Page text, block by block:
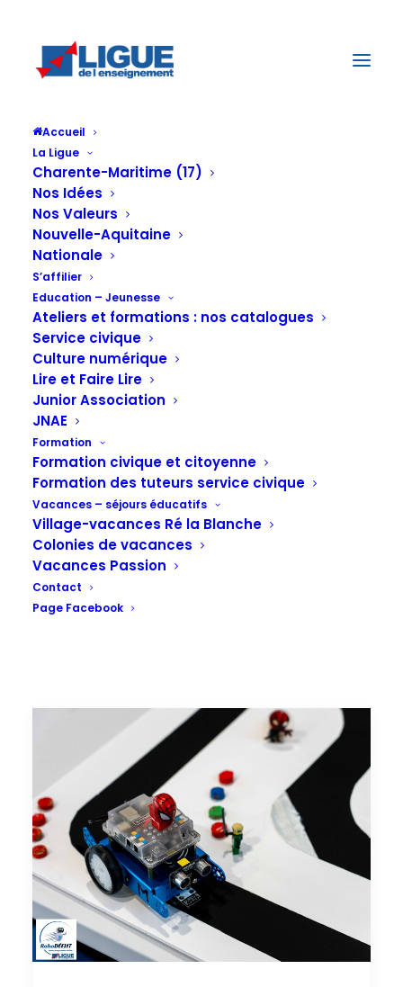
Accueil
La Ligue
Charente-Maritime (17)
Nos Idées
Nos Valeurs
Nouvelle-Aquitaine
Nationale
S’affilier
Education – Jeunesse
Ateliers et formations : nos catalogues
Service civique
Culture numérique
Lire et Faire Lire
Junior Association
JNAE
Formation
Formation civique et citoyenne
Formation des tuteurs service civique
Vacances – séjours éducatifs
Village-vacances Ré la Blanche
Colonies de vacances
Vacances Passion
Contact
Page Facebook
Général